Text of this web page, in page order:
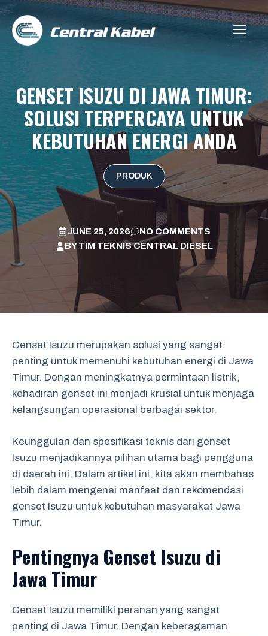
Skip
content
GENSET ISUZU DI JAWA TIMUR:
SOLUSI TERPERCAYA UNTUK
KEBUTUHAN ENERGI ANDA
PRODUK
JUNE 25, 2026
NO COMMENTS
BYTIM TEKNIS CENTRAL DIESEL
Genset Isuzu merupakan solusi yang sangat
penting untuk memenuhi kebutuhan energi di Jawa
Timur. Dengan meningkatnya permintaan listrik,
kehadiran genset ini menjadi krusial untuk menjaga
kelangsungan operasional berbagai sektor.
Keunggulan dan spesifikasi teknis dari genset
Isuzu menjadikannya pilihan utama bagi pengguna
di daerah ini. Dalam artikel ini, kita akan membahas
lebih dalam mengenai manfaat dan rekomendasi
genset Isuzu untuk kebutuhan masyarakat Jawa
Timur.
Pentingnya Genset Isuzu di
Jawa Timur
Genset Isuzu memiliki peranan yang sangat
penting di Jawa Timur. Dengan keberagaman